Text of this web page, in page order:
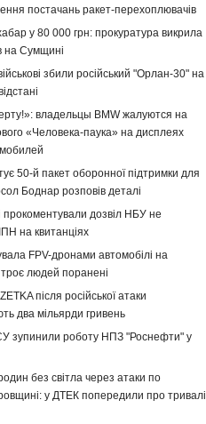
постачань ракет-перехоплювачів
у 80 000 грн: прокуратура викрила
на Сумщині
збили російський "Орлан-30" на
владельцы BMW жалуются на
«Человека-паука» на дисплеях
50-й пакет оборонної підтримки для
Боднар розповів деталі
прокоментували дозвіл НБУ не
на квитанціях
FPV-дронами автомобілі на
людей поранені
після російської атаки
два мільярди гривень
зупинили роботу НПЗ "Роснефти" у
без світла через атаки по
у ДТЕК попередили про тривалі